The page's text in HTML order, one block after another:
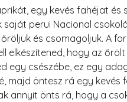
egy kevés fahéjat és
saját perui Nacional
és csomagoljuk. A
elkészítened, hogy az
egy csészébe, ez egy
majd öntesz rá egy kevés
annyit önts rá, hogy a